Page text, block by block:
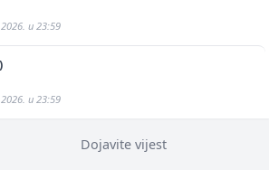
u 23:59
u 23:59
Dojavite vijest